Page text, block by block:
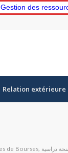
et
Relation extérieure
de Bourses, دراسية